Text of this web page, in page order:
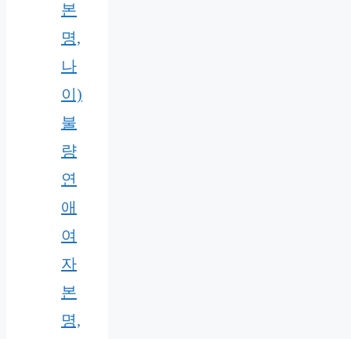
본
명,
나
이)
불
량
연
애
여
자
본
명,